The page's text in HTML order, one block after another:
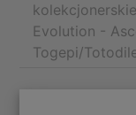
kolekcjonerskie
Evolution -
Togepi/